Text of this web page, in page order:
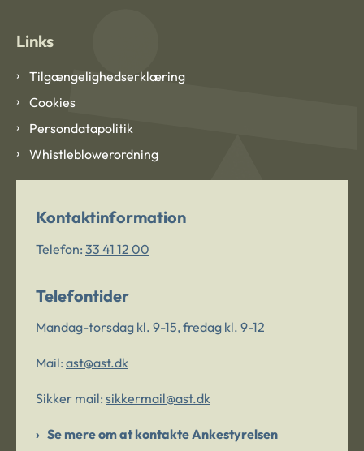
Links
Tilgængelighedserklæring
Cookies
Persondatapolitik
Whistleblowerordning
Kontaktinformation
Telefon: 33 41 12 00
Telefontider
Mandag-torsdag kl. 9-15, fredag kl. 9-12
Mail: ast@ast.dk
Sikker mail: sikkermail@ast.dk
Se mere om at kontakte Ankestyrelsen